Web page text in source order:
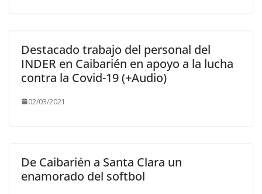
Destacado trabajo del personal del
INDER en Caibarién en apoyo a la lucha
contra la Covid-19 (+Audio)
02/03/2021
De Caibarién a Santa Clara un
enamorado del softbol